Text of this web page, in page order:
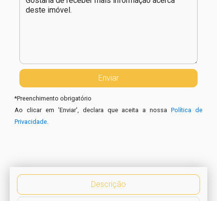
*Preenchimento obrigatório
Ao clicar em 'Enviar', declara que aceita a nossaPolítica de
Privacidade
Descrição